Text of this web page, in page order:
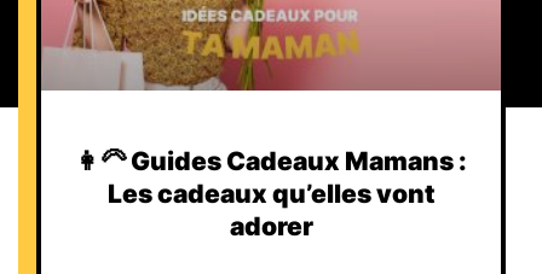
👩‍🦳 Guides Cadeaux Mamans :
Les cadeaux qu’elles vont
adorer